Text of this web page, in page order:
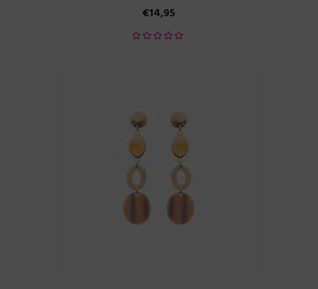
€14,95